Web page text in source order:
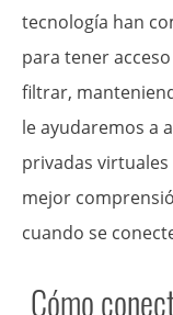
tecnología han
para tener
filtrar,
le ayudaremos a
privadas
mejor
cuando se
Cómo